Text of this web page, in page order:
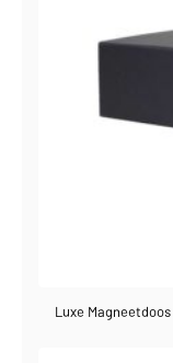
Luxe Magneetdoos